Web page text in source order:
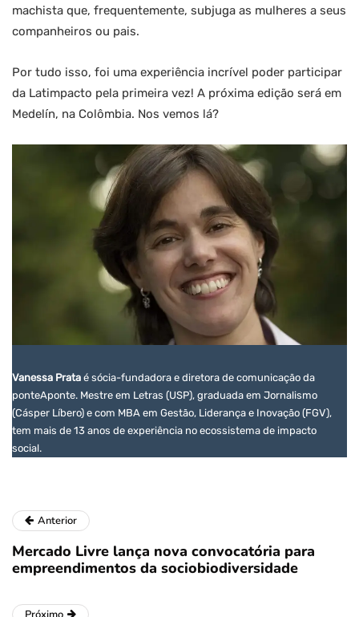
machista que, frequentemente, subjuga as mulheres a seus
companheiros ou pais.
Por tudo isso, foi uma experiência incrível poder participar
da Latimpacto pela primeira vez! A próxima edição será em
Medelín, na Colômbia. Nos vemos lá?
Vanessa Prata é sócia-fundadora e diretora de comunicação da
ponteAponte. Mestre em Letras (USP), graduada em Jornalismo
(Cásper Líbero) e com MBA em Gestão, Liderança e Inovação (FGV),
tem mais de 13 anos de experiência no ecossistema de impacto
social.
Anterior
Mercado Livre lança nova convocatória para
empreendimentos da sociobiodiversidade